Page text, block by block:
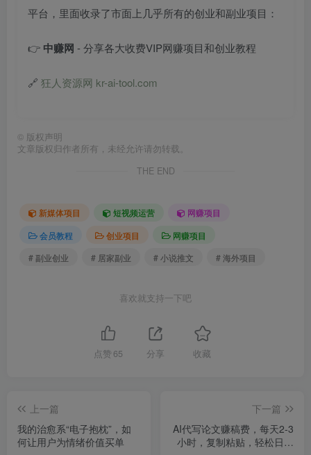
平台，里面收录了市面上几乎所有的创业和副业项目：
👉 中赚网 - 分享各大收费VIP网赚项目和创业教程
🔗 狂人资源网 kr-ai-tool.com
© 版权声明
文章版权归作者所有，未经允许请勿转载。
THE END
新媒体项目 短视频运营
网赚项目
会员教程
创业项目
网赚项目
# 副业创业
# 居家副业 # 小说推文 # 海外项目
喜欢就支持一下吧
点赞 65 分享 收藏
上一篇
我的治愈系“电子抱枕”，如
何让用户为情绪价值买单
下一篇
AI代写论文赚稿费，每天2-3
小时，复制粘贴，轻松日入